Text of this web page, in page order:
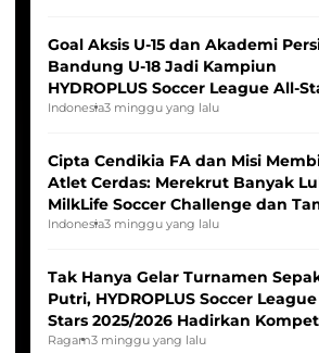
Goal Aksis U-15 dan Akademi
Bandung U-18 Jadi Kampiun
HYDROPLUS Soccer League All-
2025/2026
Indonesia3 minggu yang lalu
Cipta Cendikia FA dan Misi
Atlet Cerdas: Merekrut Banyak
MilkLife Soccer Challenge dan
HYDROPLUS Soccer League
Indonesia3 minggu yang lalu
Tak Hanya Gelar Turnamen
Putri, HYDROPLUS Soccer
Stars 2025/2026 Hadirkan
Band dan Dance
Ragam3 minggu yang lalu